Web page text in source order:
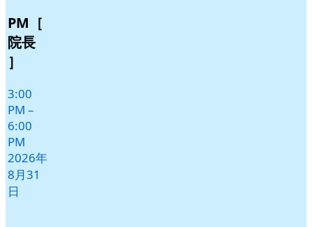
PM［
院長
］
3:00
PM –
6:00
PM
2026年
8月31
日